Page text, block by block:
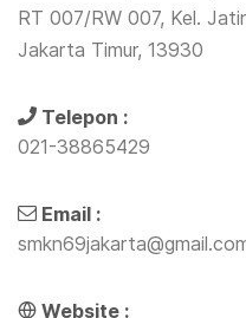
RT 007/RW 007, Kel.
Jakarta Timur, 13930
Telepon :
021-38865429
Email :
Website :